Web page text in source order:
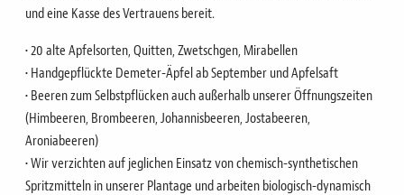
und eine Kasse des Vertrauens bereit.
• 20 alte Apfelsorten, Quitten, Zwetschgen, Mirabellen
• Handgepflückte Demeter-Äpfel ab September und Apfelsaft
• Beeren zum Selbstpflücken auch außerhalb unserer Öffnungszeiten
(Himbeeren, Brombeeren, Johannisbeeren, Jostabeeren,
Aroniabeeren)
• Wir verzichten auf jeglichen Einsatz von chemisch-synthetischen
Spritzmitteln in unserer Plantage und arbeiten biologisch-dynamisch